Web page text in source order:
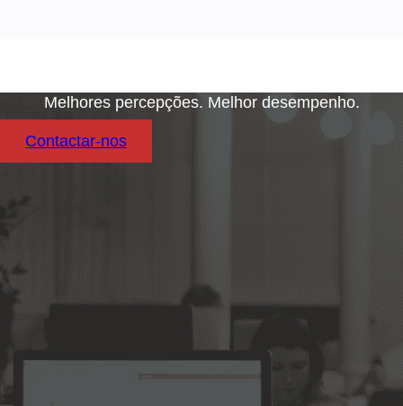
Melhores percepções. Melhor desempenho.
Contactar-nos